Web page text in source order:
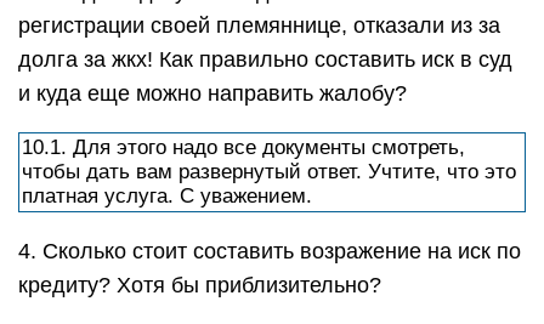
регистрации своей племяннице, отказали из за
долга за жкх! Как правильно составить иск в суд
и куда еще можно направить жалобу?
10.1. Для этого надо все документы смотреть,
чтобы дать вам развернутый ответ. Учтите, что это
платная услуга. С уважением.
4. Сколько стоит составить возражение на иск по
кредиту? Хотя бы приблизительно?